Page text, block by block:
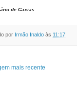
de Caxias
por Irmão Inaldo às 11:17
mais recente